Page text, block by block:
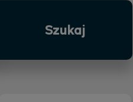
Szukaj